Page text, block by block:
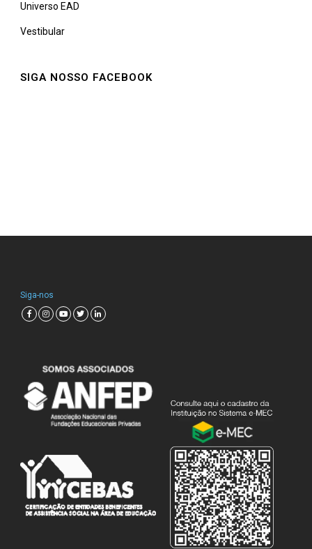
Universo EAD
Vestibular
SIGA NOSSO FACEBOOK
Siga-nos